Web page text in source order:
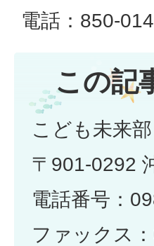
電話：850-
この記
こども未来
〒901-0292
電話番号：
ファックス